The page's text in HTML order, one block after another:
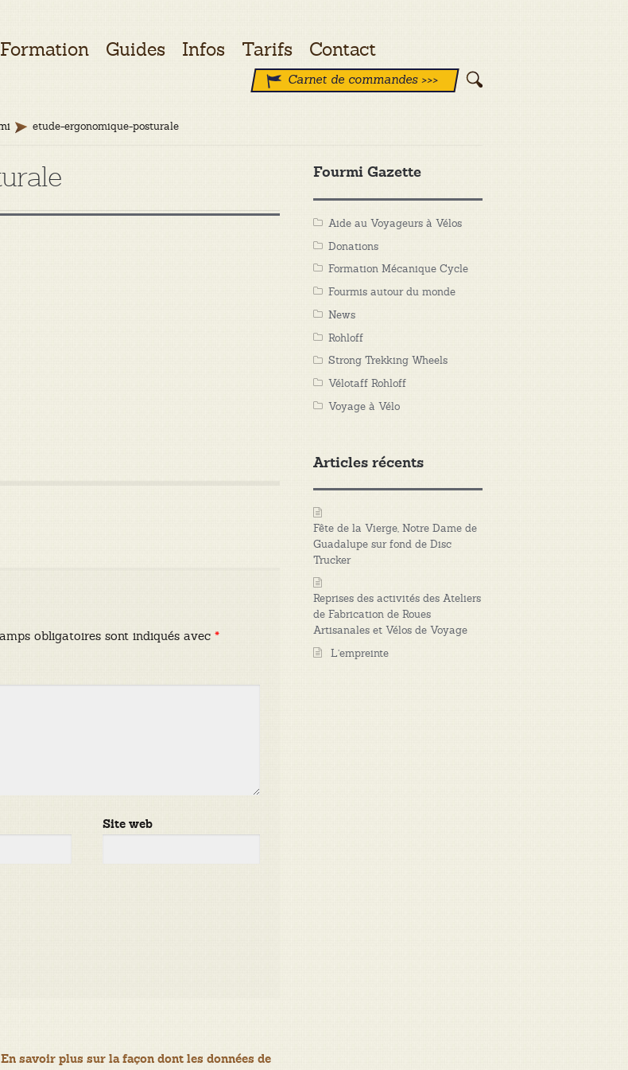
Formation Guides Infos Tarifs Contact
Carnet de commandes >>>
etude-ergonomique-posturale
obligatoires sont indiqués avec*
Site web
En savoir plus sur la façon dont les données de
Fourmi Gazette
Aide au Voyageurs à Vélos
Donations
Formation Mécanique Cycle
Fourmis autour du monde
News
Rohloff
Strong Trekking Wheels
Vélotaff Rohloff
Voyage à Vélo
Articles récents
Fête de la Vierge, Notre Dame de
Guadalupe sur fond de Disc
Trucker
Reprises des activités des Ateliers
de Fabrication de Roues
Artisanales et Vélos de Voyage
L’empreinte